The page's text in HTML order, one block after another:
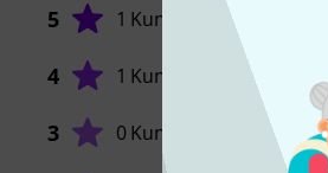
5 1 Kunde
4 1 Kunde
3 0 Kunden